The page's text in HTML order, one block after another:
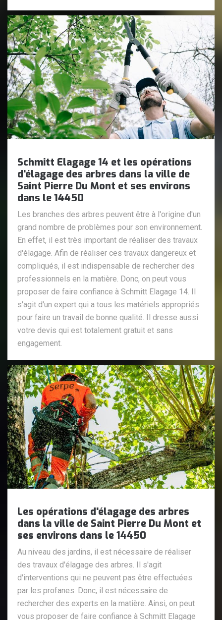
Schmitt Elagage 14 et les opérations
d'élagage des arbres dans la ville de
Saint Pierre Du Mont et ses environs
dans le 14450
Les branches des arbres peuvent être à l'origine d'un
grand nombre de problèmes pour son environnement.
En effet, il est très important de réaliser des travaux
d'élagage. Afin de réaliser ces travaux dangereux et
compliqués, il est indispensable de rechercher des
professionnels en la matière. Donc, on peut vous
proposer de faire confiance à Schmitt Elagage 14. Il
s'agit d'un expert qui a tous les matériels appropriés
pour faire un travail de bonne qualité. Il dresse aussi
votre devis qui est totalement gratuit et sans
engagement.
Les opérations d'élagage des arbres
dans la ville de Saint Pierre Du Mont et
ses environs dans le 14450
Au niveau des jardins, il est nécessaire de réaliser
des travaux d'élagage des arbres. Il s'agit
d'interventions qui ne peuvent pas être effectuées
par les profanes. Donc, il est nécessaire de
rechercher des experts en la matière. Ainsi, on peut
vous proposer de faire confiance à Schmitt Elagage